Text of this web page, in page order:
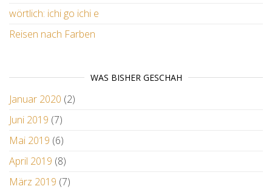
wörtlich: ichi go ichi e
Reisen nach Farben
WAS BISHER GESCHAH
Januar 2020 (2)
Juni 2019 (7)
Mai 2019 (6)
April 2019 (8)
März 2019 (7)